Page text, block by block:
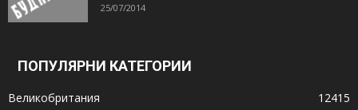
25/07/2014
ПОПУЛЯРНИ КАТЕГОРИИ
Великобритания
12415